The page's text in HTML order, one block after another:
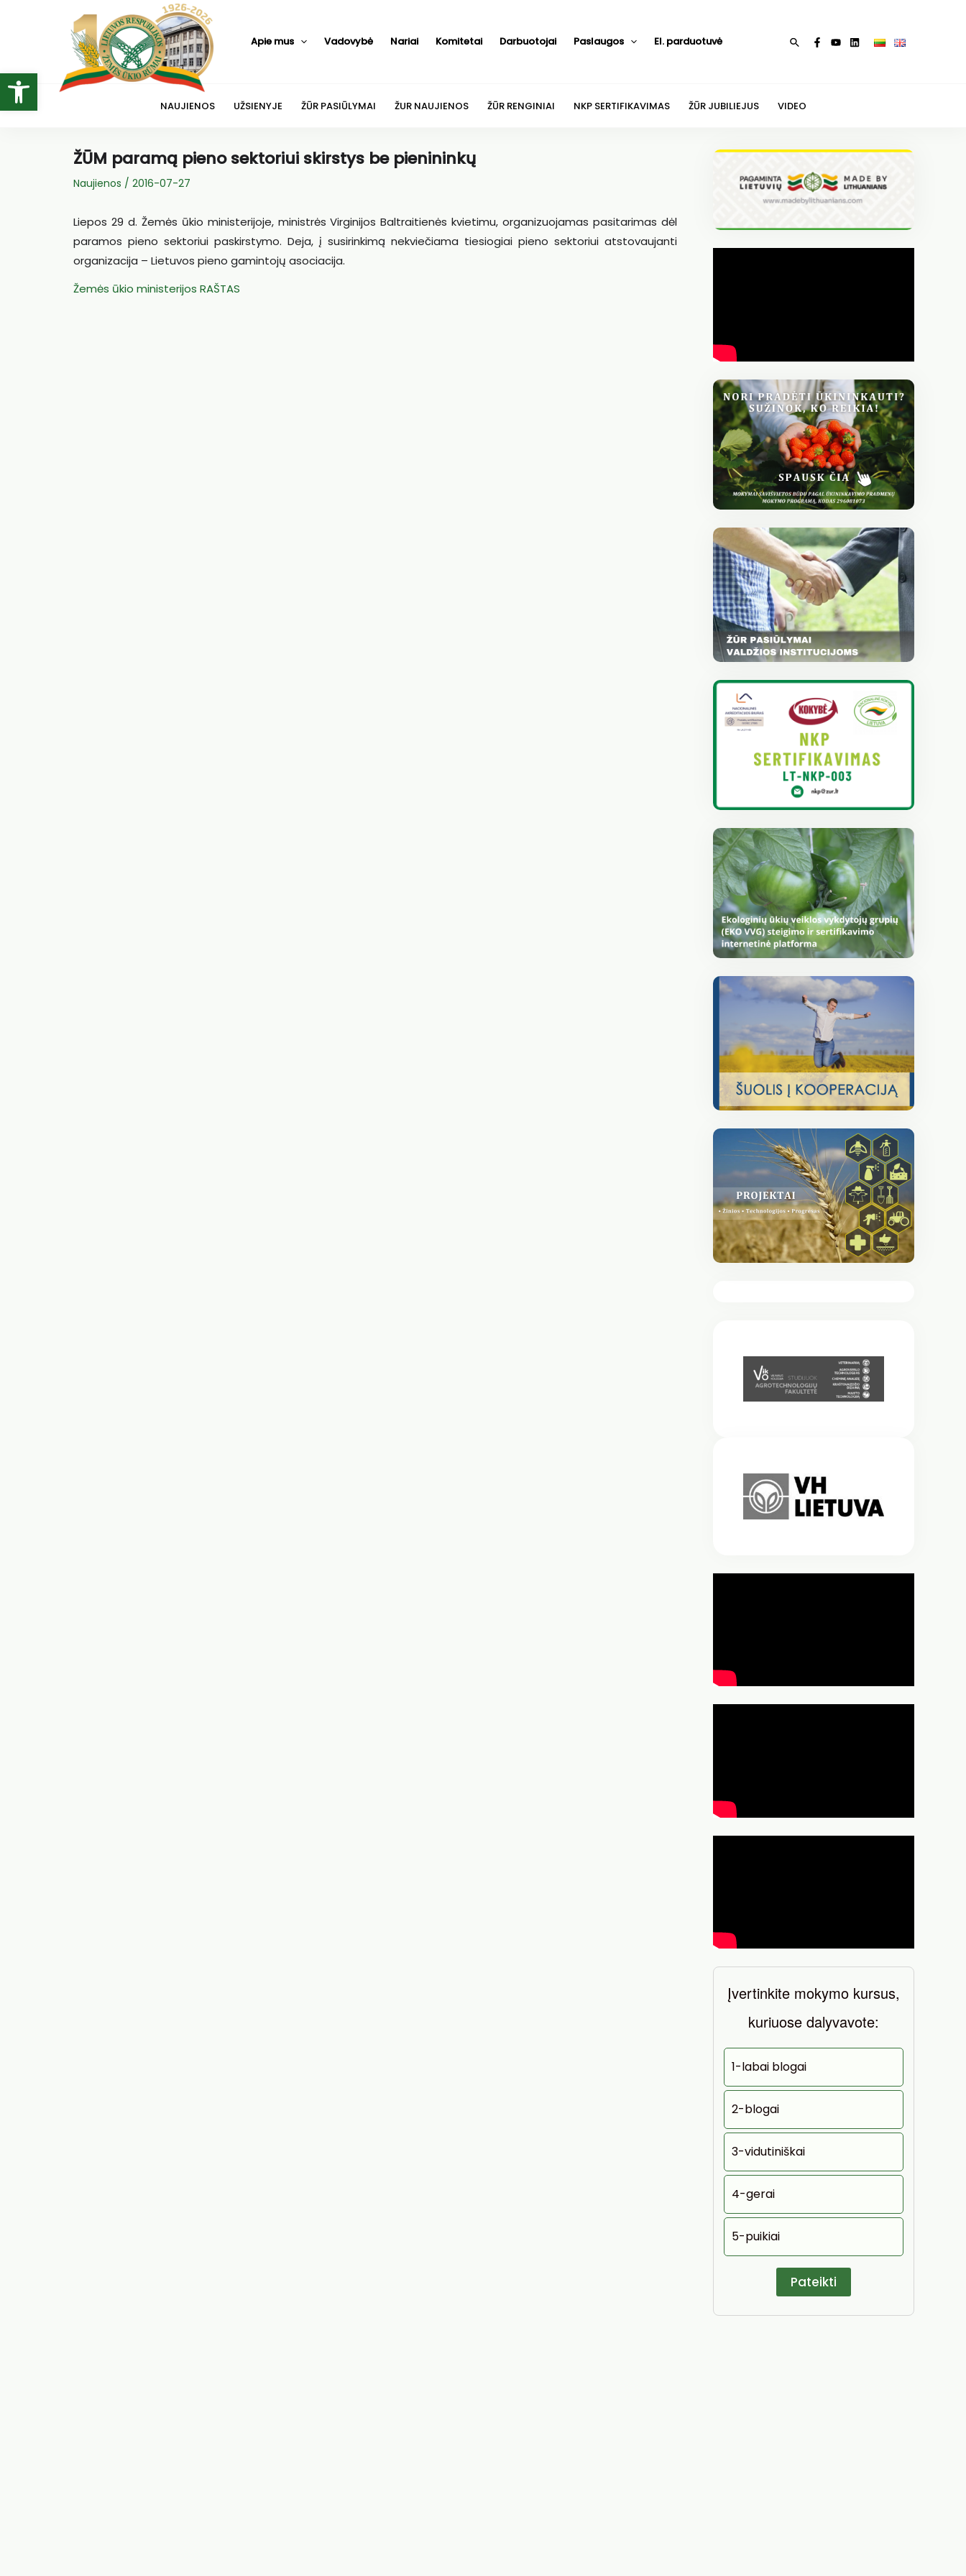
Open toolbar
Apie mus Vadovybė Nariai Komitetai Darbuotojai Paslaugos El. parduotuvė Paieška
NAUJIENOS UŽSIENYJE ŽŪR PASIŪLYMAI ŽUR NAUJIENOS ŽŪR RENGINIAI NKP SERTIFIKAVIMAS ŽŪR JUBILIEJUS VIDEO
ŽŪM paramą pieno sektoriui skirstys be pienininkų
Naujienos / 2016-07-27
Liepos 29 d. Žemės ūkio ministerijoje, ministrės Virginijos Baltraitienės kvietimu, organizuojamas pasitarimas dėl
paramos pieno sektoriui paskirstymo. Deja, į susirinkimą nekviečiama tiesiogiai pieno sektoriui atstovaujanti
organizacija – Lietuvos pieno gamintojų asociacija.
Žemės ūkio ministerijos RAŠTAS
Įvertinkite mokymo kursus,
kuriuose dalyvavote:
1-labai blogai
2-blogai
3-vidutiniškai
4-gerai
5-puikiai